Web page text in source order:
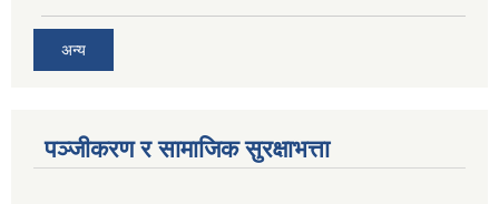
अन्य
पञ्जीकरण र सामाजिक सुरक्षाभत्ता